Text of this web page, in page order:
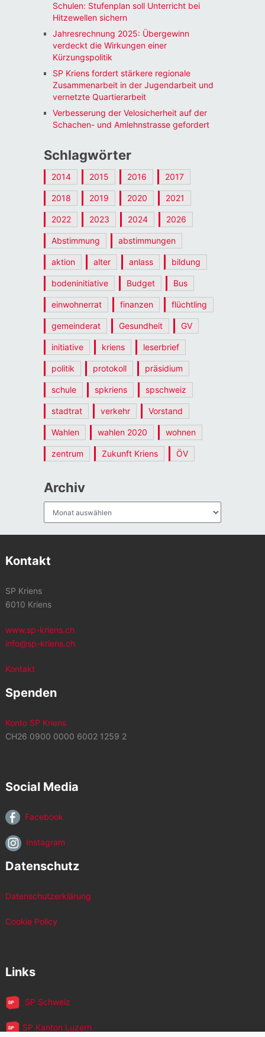
Schulen: Stufenplan soll Unterricht bei
Hitzewellen sichern
Jahresrechnung 2025: Übergewinn
verdeckt die Wirkungen einer
Kürzungspolitik
SP Kriens fordert stärkere regionale
Zusammenarbeit in der Jugendarbeit und
vernetzte Quartierarbeit
Verbesserung der Velosicherheit auf der
Schachen- und Amlehnstrasse gefordert
Schlagwörter
2014 2015 2016 2017
2018 2019 2020 2021
2022 2023 2024 2026
Abstimmung abstimmungen
aktion alter anlass bildung
bodeninitiative Budget Bus
einwohnerrat finanzen flüchtling
gemeinderat Gesundheit GV
initiative kriens leserbrief
politik protokoll präsidium
schule spkriens spschweiz
stadtrat verkehr Vorstand
Wahlen wahlen 2020 wohnen
zentrum Zukunft Kriens ÖV
Archiv
Kontakt
SP Kriens
6010 Kriens
www.sp-kriens.ch
info@sp-kriens.ch
Kontakt
Spenden
Konto SP Kriens
CH26 0900 0000 6002 1259 2
Social Media
Facebook
Instagram
Datenschutz
Datenschutzerklärung
Cookie Policy
Links
SP Schweiz
SP Kanton Luzern